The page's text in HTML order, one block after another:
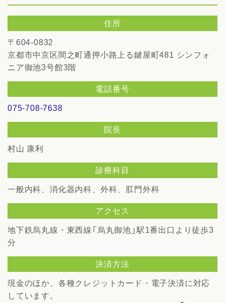
住所
〒604-0832
京都市中京区間之町通押小路上る鍵屋町481 シンフォ
ニア御池3号館3階
電話番号
075-708-7638
院長
村山 康利
診療科目
一般内科、消化器内科、外科、肛門外科
アクセス
地下鉄烏丸線・東西線「烏丸御池」駅1番出口より徒歩3
分
決済方法
現金のほか、各種クレジットカード・電子決済に対応
しています。